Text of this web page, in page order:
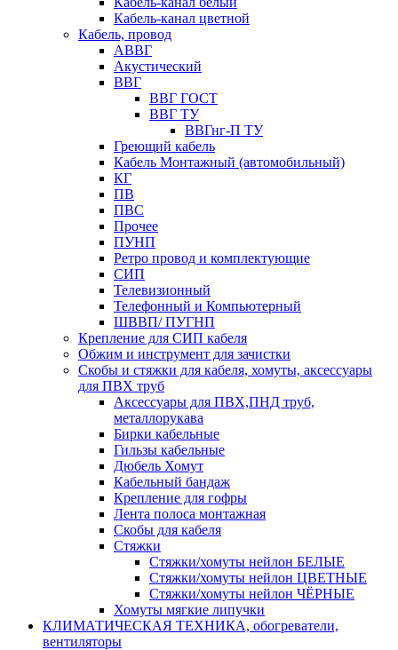
Кабель-канал цветной
Кабель, провод
АВВГ
Акустический
ВВГ
ВВГ ГОСТ
ВВГ ТУ
ВВГнг-П ТУ
Греющий кабель
Кабель Монтажный (автомобильный)
КГ
ПВ
ПВС
Прочее
ПУНП
Ретро провод и комплектующие
СИП
Телевизионный
Телефонный и Компьютерный
ШВВП/ ПУГНП
Крепление для СИП кабеля
Обжим и инструмент для зачистки
Скобы и стяжки для кабеля, хомуты, аксессуары
для ПВХ труб
Аксессуары для ПВХ,ПНД труб,
металлорукава
Бирки кабельные
Гильзы кабельные
Дюбель Хомут
Кабельный бандаж
Крепление для гофры
Лента полоса монтажная
Скобы для кабеля
Стяжки
Стяжки/хомуты нейлон БЕЛЫЕ
Стяжки/хомуты нейлон ЦВЕТНЫЕ
Стяжки/хомуты нейлон ЧЁРНЫЕ
Хомуты мягкие липучки
КЛИМАТИЧЕСКАЯ ТЕХНИКА, обогреватели,
вентиляторы